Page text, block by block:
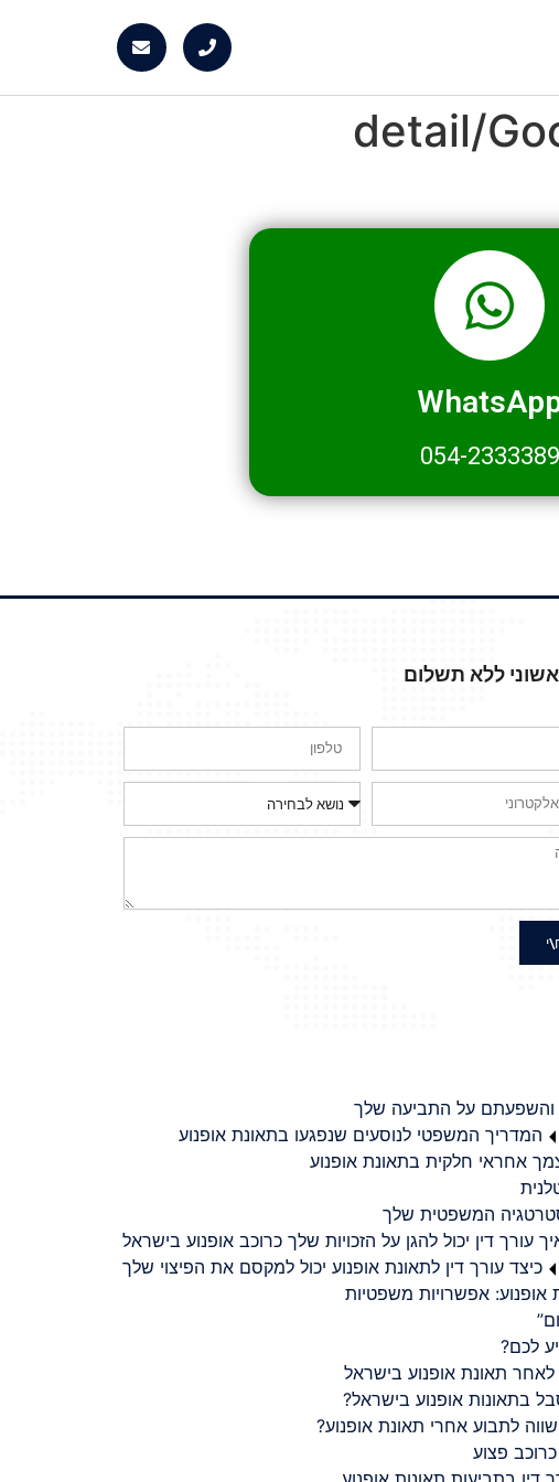
detail/
054-2333389
ללא תשלום
והשפעתם על התביעה שלך
המדריך המשפטי לנוסעים שנפגעו בתאונת אופנוע
אחראי חלקית בתאונת אופנוע
המשפטית שלך
עורך דין יכול להגן על הזכויות שלך כרוכב אופנוע בישראל
כיצד עורך דין לתאונת אופנוע יכול למקסם את הפיצוי שלך
אפשרויות משפטיות
לכם?
תאונת אופנוע בישראל
בתאונות אופנוע בישראל?
לתבוע אחרי תאונת אופנוע?
פצוע